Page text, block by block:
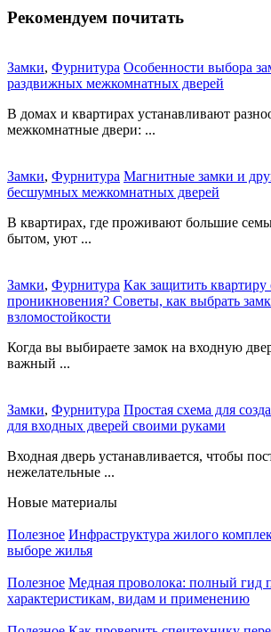
Рекомендуем почитать
Замки, Фурнитура Особенности выбора
раздвижных межкомнатных дверей
В домах и квартирах устанавливают
межкомнатные двери: ...
Замки, Фурнитура Магнитные замки и
бесшумных межкомнатных дверей
В квартирах, где проживают большие
бытом, уют ...
Замки, Фурнитура Как защитить квартиру
проникновения? Советы, как выбрать
взломостойкости
Когда вы выбираете замок на входную
важный ...
Замки, Фурнитура Простая схема для
для входных дверей своими руками
Входная дверь устанавливается, чтобы
нежелательные ...
Новые материалы
Полезное Инфраструктура жилого
выборе жилья
Полезное Медная проволока: полный гид
характеристикам, видам и применению